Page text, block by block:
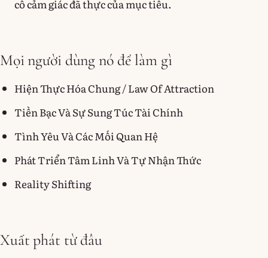
cố cảm giác đã thực của mục tiêu.
Mọi người dùng nó để làm gì
Hiện Thực Hóa Chung / Law Of Attraction
Tiền Bạc Và Sự Sung Túc Tài Chính
Tình Yêu Và Các Mối Quan Hệ
Phát Triển Tâm Linh Và Tự Nhận Thức
Reality Shifting
Xuất phát từ đâu